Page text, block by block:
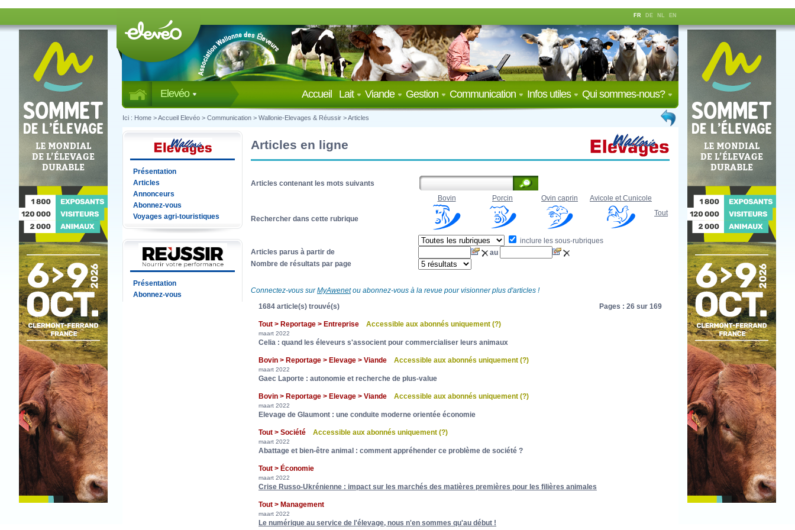
FR DE NL EN
Elevéo Qui sommes-nous?
Infos utiles
Communication
Gestion
Viande
Lait
Accueil
Ici : Home >Accueil Elevéo > Communication > Wallonie-Elevages & Réussir >Articles
Présentation
Articles
Annonceurs
Abonnez-vous
Voyages agri-touristiques
Présentation
Abonnez-vous
Articles en ligne
Articles contenant les mots suivants
Rechercher dans cette rubrique
Bovin Porcin Ovin caprin
Avicole et Cunicole
Tout
inclure les sous-rubriques
Articles parus à partir de
au
Nombre de résultats par page
Connectez-vous surMyAwenetou abonnez-vous à la revue pour visionner plus d'articles !
1684 article(s) trouvé(s)
Pages : 26 sur 169
Tout > Reportage > Entreprise Accessible aux abonnés uniquement (?)
maart 2022
Celia : quand les éleveurs s'associent pour commercialiser leurs animaux
Bovin > Reportage > Elevage > Viande Accessible aux abonnés uniquement (?)
maart 2022
Gaec Laporte : autonomie et recherche de plus-value
Bovin > Reportage > Elevage > Viande Accessible aux abonnés uniquement (?)
maart 2022
Elevage de Glaumont : une conduite moderne orientée économie
Tout > Société Accessible aux abonnés uniquement (?)
maart 2022
Abattage et bien-être animal : comment appréhender ce problème de société ?
Tout > Économie
maart 2022
Crise Russo-Ukrénienne : impact sur les marchés des matières premières pour les filières animales
Tout > Management
maart 2022
Le numérique au service de l'élevage, nous n'en sommes qu'au début !